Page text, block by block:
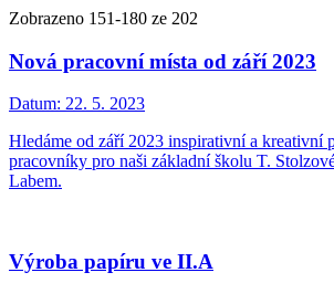
Zobrazeno 151-180 ze 202
Nová pracovní místa od září 2023
Datum: 22. 5. 2023
Hledáme od září 2023 inspirativní a kreativní
pracovníky pro naši základní školu T.
Labem.
Výroba papíru ve II.A